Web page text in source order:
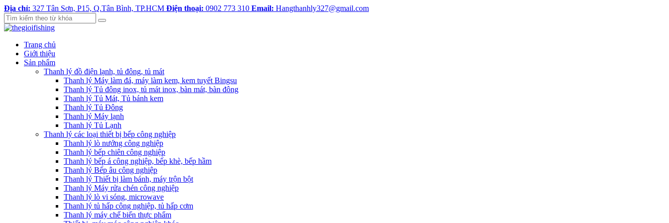
Địa chỉ: 327 Tân Sơn, P15, Q.Tân Bình, TP.HCM Điện thoại: 0902 773 310 Email: Hangthanhly327@gmail.com
Trang chủ
Giới thiệu
Sản phẩm
Thanh lý đồ điện lạnh, tủ đông, tủ mát
Thanh lý Máy làm đá, máy làm kem, kem tuyết Bingsu
Thanh lý Tủ đông inox, tủ mát inox, bàn mát, bàn đông
Thanh lý Tủ Mát, Tủ bánh kem
Thanh lý Tủ Đông
Thanh lý Máy lạnh
Thanh lý Tủ Lạnh
Thanh lý các loại thiết bị bếp công nghiệp
Thanh lý lò nướng công nghiệp
Thanh lý bếp chiên công nghiệp
Thanh lý bếp á công nghiệp, bếp khè, bếp hầm
Thanh lý Bếp âu công nghiệp
Thanh lý Thiết bị làm bánh, máy trộn bột
Thanh lý Máy rửa chén công nghiệp
Thanh lý lò vi sóng, microwave
Thanh lý tủ hấp công nghiệp, tủ hấp cơm
Thanh lý máy chế biến thực phẩm